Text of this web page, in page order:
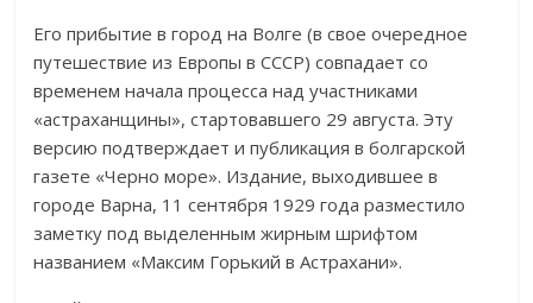
Его прибытие в город на Волге (в свое очередное
путешествие из Европы в СССР) совпадает со
временем начала процесса над участниками
«астраханщины», стартовавшего 29 августа. Эту
версию подтверждает и публикация в болгарской
газете «Черно море». Издание, выходившее в
городе Варна, 11 сентября 1929 года разместило
заметку под выделенным жирным шрифтом
названием «Максим Горький в Астрахани».